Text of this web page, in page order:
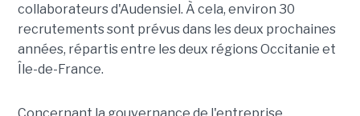
collaborateurs d'Audensiel. À cela, environ 30
recrutements sont prévus dans les deux prochaines
années, répartis entre les deux régions Occitanie et
Île-de-France.